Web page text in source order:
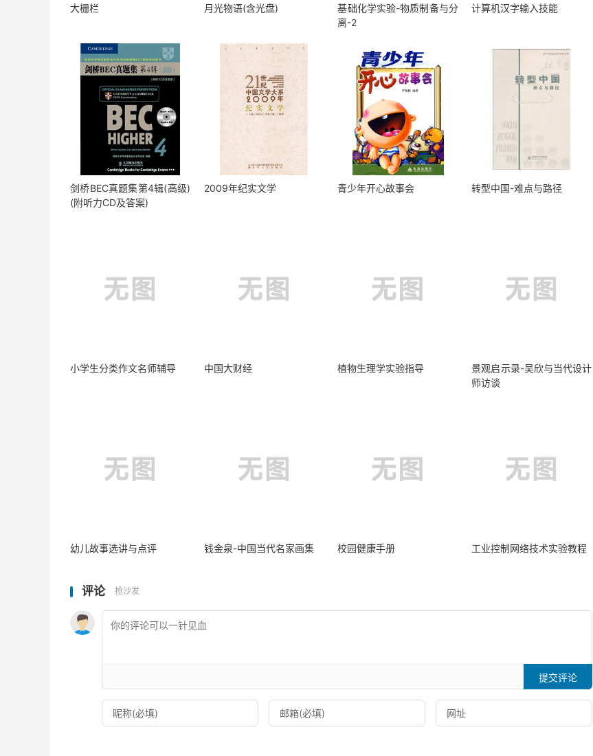
大栅栏 月光物语(含光盘)
基础化学实验-物质制备与分
离-2
计算机汉字输入技能
剑桥BEC真题集第4辑(高级)
(附听力CD及答案)
2009年纪实文学 青少年开心故事会 转型中国-难点与路径
小学生分类作文名师辅导 中国大财经 植物生理学实验指导
景观启示录-吴欣与当代设计
师访谈
幼儿故事选讲与点评 钱金泉-中国当代名家画集 校园健康手册 工业控制网络技术实验教程
评论 抢沙发
提交评论